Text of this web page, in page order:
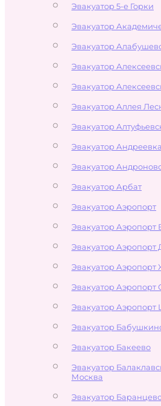
Эвакуатор 5-е Горки
Эвакуатор
Эвакуатор
Эвакуатор
Эвакуатор
Эвакуатор Аллея
Эвакуатор
Эвакуатор Андреевка
Эвакуатор
Эвакуатор Арбат
Эвакуатор Аэропорт
Эвакуатор Аэропорт
Эвакуатор Аэропорт
Эвакуатор Аэропорт
Эвакуатор Аэропорт
Эвакуатор Аэропорт
Эвакуатор
Эвакуатор Бакеево
Эвакуатор
Москва
Эвакуатор